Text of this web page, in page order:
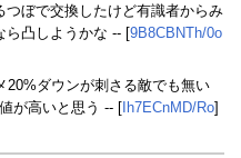
つぼで交換したけど有識者からみ
ら凸しようかな -- [9B8CBNTh/0o
20%ダウンが刺さる敵でも無い
が高いと思う -- [ Ih7ECnMD/Ro]